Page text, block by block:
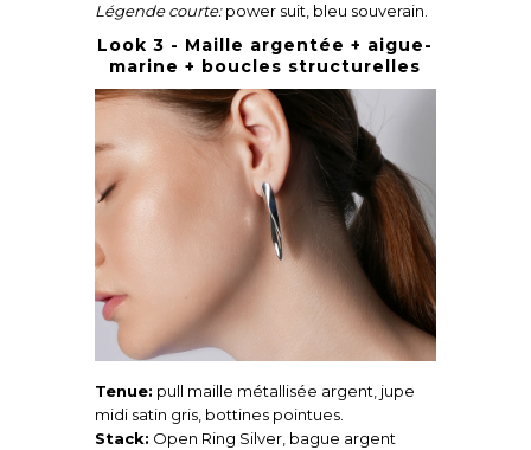
Légende courte:power suit, bleu souverain.
Look 3 - Maille argentée + aigue-
marine + boucles structurelles
Tenue: pull maille métallisée argent, jupe
midi satin gris, bottines pointues.
Stack: Open Ring Silver, bague argent